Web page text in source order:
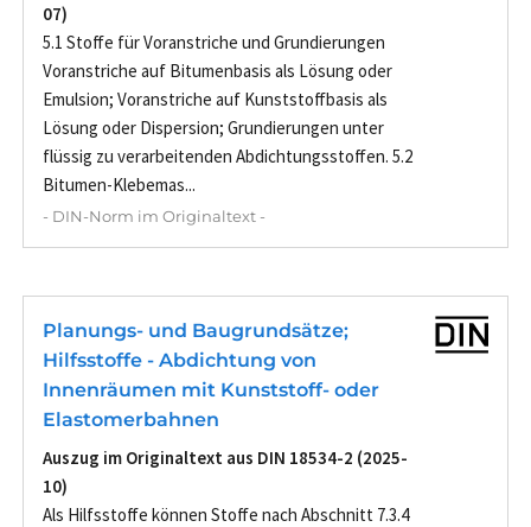
07)
5.1 Stoffe für Voranstriche und Grundierungen
Voranstriche auf Bitumenbasis als Lösung oder
Emulsion; Voranstriche auf Kunststoffbasis als
Lösung oder Dispersion; Grundierungen unter
flüssig zu verarbeitenden Abdichtungsstoffen. 5.2
Bitumen-Klebemas...
- DIN-Norm im Originaltext -
Planungs- und Baugrundsätze;
Hilfsstoffe - Abdichtung von
Innenräumen mit Kunststoff- oder
Elastomerbahnen
Auszug im Originaltext aus DIN 18534-2 (2025-
10)
Als Hilfsstoffe können Stoffe nach Abschnitt 7.3.4